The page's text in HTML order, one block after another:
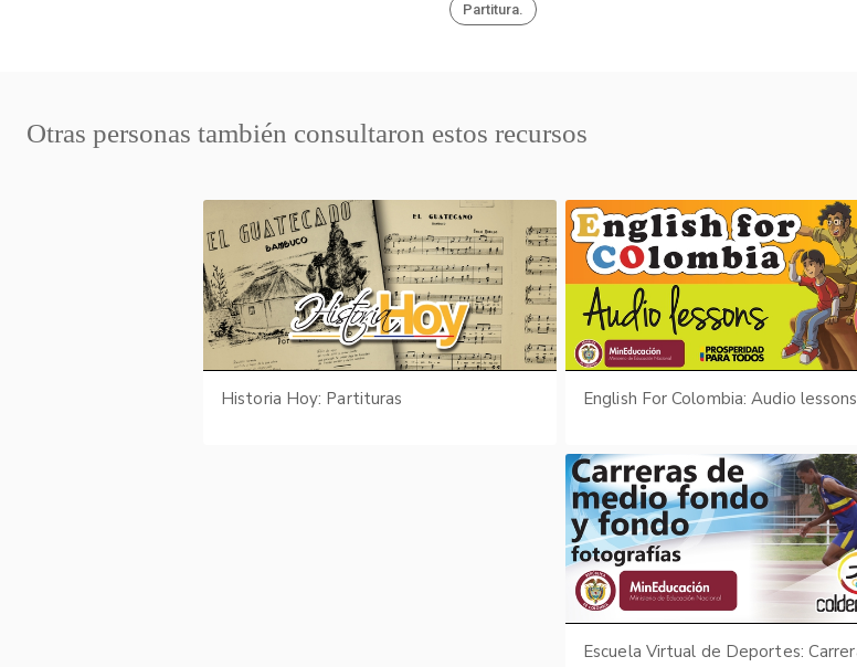
Partitura.
Otras personas también consultaron estos recursos
Historia Hoy: Partituras English For Colombia: Audio lessons